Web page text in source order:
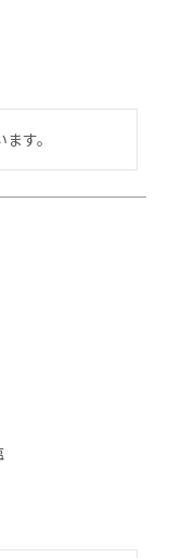
す。